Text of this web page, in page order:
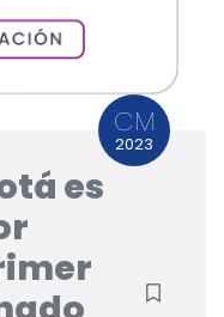
CM
2023
es